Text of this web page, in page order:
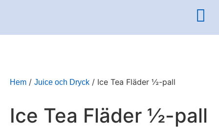
Hem / Juice och Dryck / Ice Tea Fläder ½-pall
Ice Tea Fläder ½-pall